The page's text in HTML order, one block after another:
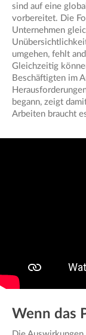
sind auf eine
vorbereitet. Die
Unternehmen
umgehen, fehlt
Gleichzeitig
Beschäftigten im
begann, zeigt
Arbeiten braucht
Wenn das